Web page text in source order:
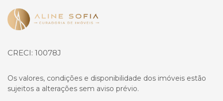
Página inicial
CRECI: 10078J
Os valores, condições e disponibilidade dos imóveis estão
sujeitos a alterações sem aviso prévio.